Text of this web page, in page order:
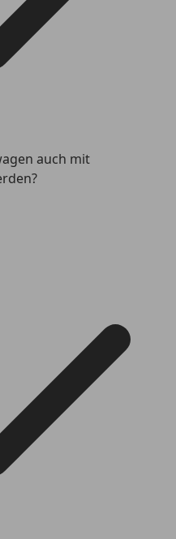
auch mit